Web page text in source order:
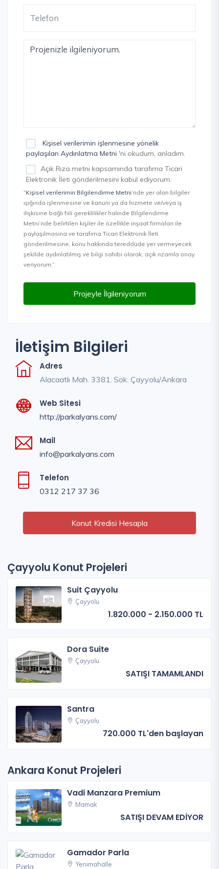
Kişisel verilerimin işlenmesine yönelik
paylaşılan Aydınlatma Metni 'ni okudum, anladım.
Açık Rıza metni kapsamında tarafıma Ticari
Elektronik İleti gönderilmesini kabul ediyorum.
“Kişisel verilerimin Bilgilendirme Metni’nde yer alan bilgiler
ışığında işlenmesine ve kanuni ya da hizmete ve/veya iş
ilişkisine bağlı fiili gereklilikler halinde Bilgilendirme
Metni’nde belirtilen kişiler ile özellikle inşaat firmaları ile
paylaşılmasına ve tarafıma Ticari Elektronik İleti
gönderilmesine, konu hakkında tereddüde yer vermeyecek
şekilde aydınlatılmış ve bilgi sahibi olarak, açık rızamla onay
veriyorum.”
Projeyle İlgileniyorum
İletişim Bilgileri
Adres
Alacaatlı Mah. 3381. Sok. Çayyolu/Ankara
Web Sitesi
http://parkalyans.com/
Mail
info@parkalyans.com
Telefon
0312 217 37 36
Konut Kredisi Hesapla
Çayyolu Konut Projeleri
Suit Çayyolu
Çayyolu
1.820.000 - 2.150.000 TL
Dora Suite
Çayyolu
SATIŞI TAMAMLANDI
Santra
Çayyolu
720.000 TL'den başlayan
Ankara Konut Projeleri
Vadi Manzara Premium
Mamak
SATIŞI DEVAM EDİYOR
Gamador Parla
Yenimahalle